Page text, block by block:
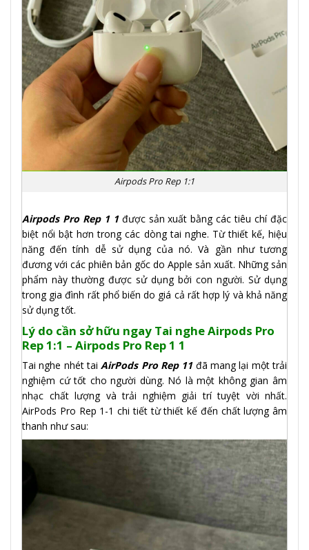
Airpods Pro Rep 1:1
Airpods Pro Rep 1 1được sản xuất bằng các tiêu chí đặc
biệt nổi bật hơn trong các dòng tai nghe. Từ thiết kế, hiệu
năng đến tính dễ sử dụng của nó. Và gần như tương
đương với các phiên bản gốc do Apple sản xuất. Những sản
phẩm này thường được sử dụng bởi con người. Sử dụng
trong gia đình rất phổ biến do giá cả rất hợp lý và khả năng
sử dụng tốt.
Lý do cần sở hữu ngay Tai nghe Airpods Pro
Rep 1:1 – Airpods Pro Rep 1 1
Tai nghe nhét taiAirPods Pro Rep 11đã mang lại một trải
nghiệm cứ tốt cho người dùng. Nó là một không gian âm
nhạc chất lượng và trải nghiệm giải trí tuyệt vời nhất.
AirPods Pro Rep 1-1 chi tiết từ thiết kế đến chất lượng âm
thanh như sau: